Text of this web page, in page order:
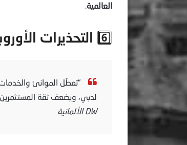
العالمية.
6️⃣ التحذيرات الأوروبية: اقتباسات مباشرة
“تعطّل الموانئ
لدبي، ويضعف ثقة
DW الألمانية